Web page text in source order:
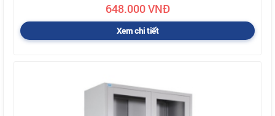
648.000 VNĐ
Xem chi tiết